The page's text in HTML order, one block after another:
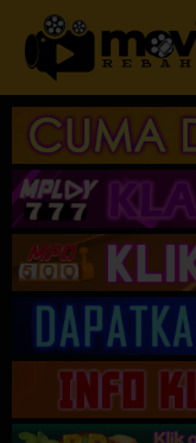
Loncat
konten